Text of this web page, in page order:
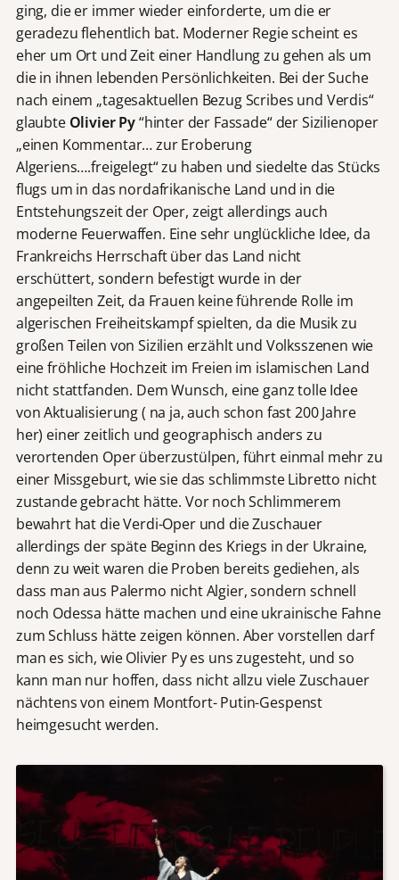
ging, die er immer wieder einforderte, um die er
geradezu flehentlich bat. Moderner Regie scheint es
eher um Ort und Zeit einer Handlung zu gehen als um
die in ihnen lebenden Persönlichkeiten. Bei der Suche
nach einem „tagesaktuellen Bezug Scribes und Verdis“
glaubte Olivier Py“hinter der Fassade“ der Sizilienoper
„einen Kommentar… zur Eroberung
Algeriens….freigelegt“ zu haben und siedelte das Stücks
flugs um in das nordafrikanische Land und in die
Entstehungszeit der Oper, zeigt allerdings auch
moderne Feuerwaffen. Eine sehr unglückliche Idee, da
Frankreichs Herrschaft über das Land nicht
erschüttert, sondern befestigt wurde in der
angepeilten Zeit, da Frauen keine führende Rolle im
algerischen Freiheitskampf spielten, da die Musik zu
großen Teilen von Sizilien erzählt und Volksszenen wie
eine fröhliche Hochzeit im Freien im islamischen Land
nicht stattfanden. Dem Wunsch, eine ganz tolle Idee
von Aktualisierung ( na ja, auch schon fast 200 Jahre
her) einer zeitlich und geographisch anders zu
verortenden Oper überzustülpen, führt einmal mehr zu
einer Missgeburt, wie sie das schlimmste Libretto nicht
zustande gebracht hätte. Vor noch Schlimmerem
bewahrt hat die Verdi-Oper und die Zuschauer
allerdings der späte Beginn des Kriegs in der Ukraine,
denn zu weit waren die Proben bereits gediehen, als
dass man aus Palermo nicht Algier, sondern schnell
noch Odessa hätte machen und eine ukrainische Fahne
zum Schluss hätte zeigen können. Aber vorstellen darf
man es sich, wie Olivier Py es uns zugesteht, und so
kann man nur hoffen, dass nicht allzu viele Zuschauer
nächtens von einem Montfort- Putin-Gespenst
heimgesucht werden.